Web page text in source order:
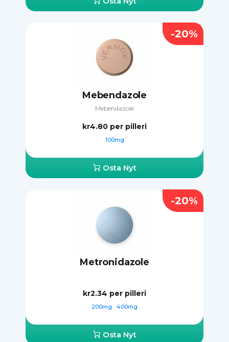
Mebendazole
Mebendazole
kr4.80 per pilleri
100mg
Osta Nyt
-20%
Metronidazole
kr2.34 per pilleri
200mg 400mg
Osta Nyt
-20%